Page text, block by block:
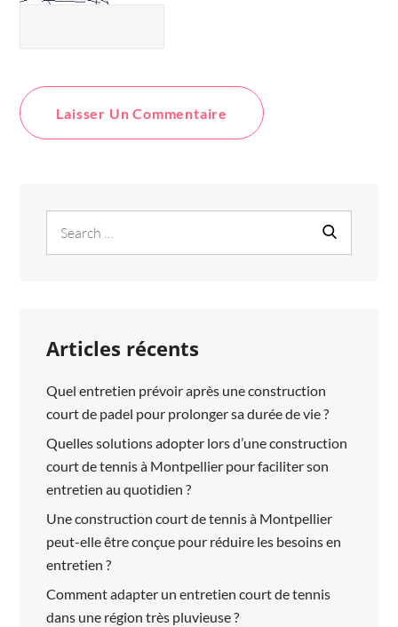
Articles récents
Quel entretien prévoir après une construction
court de padel pour prolonger sa durée de vie ?
Quelles solutions adopter lors d’une construction
court de tennis à Montpellier pour faciliter son
entretien au quotidien ?
Une construction court de tennis à Montpellier
peut-elle être conçue pour réduire les besoins en
entretien ?
Comment adapter un entretien court de tennis
dans une région très pluvieuse ?